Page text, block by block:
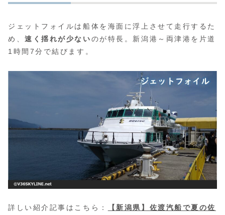
ジェットフォイルは船体を海面に浮上させて走行するた
め、速く揺れが少ないのが特長。新潟港～両津港を片道
1時間7分で結びます。
詳しい紹介記事はこちら：
【新潟県】佐渡汽船で夏の佐